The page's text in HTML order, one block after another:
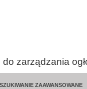
zarządzania
ZAAWANSOWANE